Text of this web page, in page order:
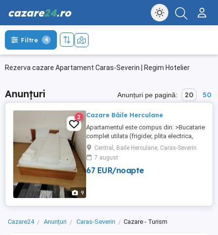
cazare24.ro
Rezerva cazare Apartament Caras-Severin | Regim Hotelier
Filtre 4
Anunțuri Anunțuri pe pagină: 20 50
9
2 Cazare Băile Herculane
Apartamentul este compus din: >Bucatarie
complet utilata (frigider, plita electrica,
cuptor cu microunde, tacamuri si vesela),
>Doua dormitoare (pat matrimonial,smart
tv,wi-fi,aer-conditionat) >Baie >Capacitate
maxima de cazare:4 persoane!! >Apa
Central, Baile Herculane, Caras-Severin
7 august
67 EUR/noapte
Cazare24 Anunțuri Caras-Severin Cazare - Turism